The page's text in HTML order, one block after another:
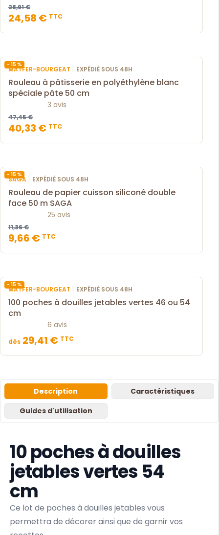
28,91 €
24,58 € TTC
- 15 %
MATFER-BOURGEAT | EXPÉDIÉ SOUS 48H
Rouleau à pâtisserie en polyéthylène blanc
spéciale pâte 50 cm
3 avis
47,45 €
40,33 € TTC
- 15 %
SAGA | EXPÉDIÉ SOUS 48H
Rouleau de papier cuisson siliconé double
face 50 m SAGA
25 avis
11,36 €
9,66 € TTC
- 15 %
MATFER-BOURGEAT | EXPÉDIÉ SOUS 48H
100 poches à douilles jetables vertes 46 ou 54
cm
6 avis
dès 29,41 € TTC
Description
Caractéristiques
Guides d'utilisation
10 poches à douilles
jetables vertes 54
cm
Ce lot de poches à douilles jetables vous
permettra de décorer ainsi que de garnir vos